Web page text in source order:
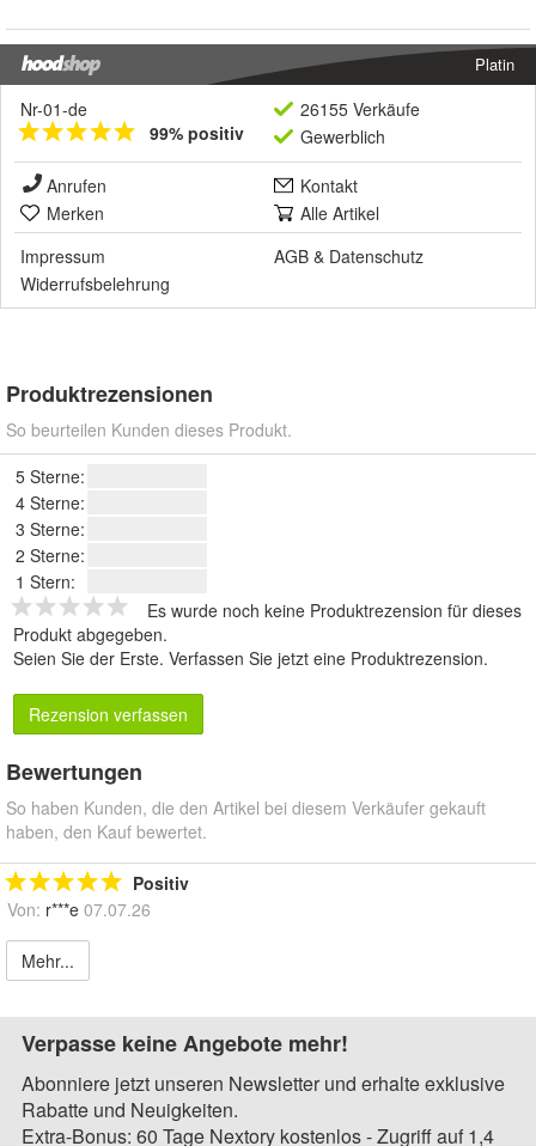
Platin
Nr-01-de
99% positiv
26155 Verkäufe
Gewerblich
Anrufen
Kontakt
Merken
Alle Artikel
Impressum
AGB & Datenschutz
Widerrufsbelehrung
Produktrezensionen
So beurteilen Kunden dieses Produkt.
5 Sterne:
4 Sterne:
3 Sterne:
2 Sterne:
1 Stern:
Es wurde noch keine Produktrezension für dieses
Produkt abgegeben.
Seien Sie der Erste. Verfassen Sie jetzt eine Produktrezension.
Rezension verfassen
Bewertungen
So haben Kunden, die den Artikel bei diesem Verkäufer gekauft
haben, den Kauf bewertet.
Positiv
Von: r***e 07.07.26
Mehr...
Verpasse keine Angebote mehr!
Abonniere jetzt unseren Newsletter und erhalte exklusive
Rabatte und Neuigkeiten.
Extra-Bonus: 60 Tage Nextory kostenlos - Zugriff auf 1,4